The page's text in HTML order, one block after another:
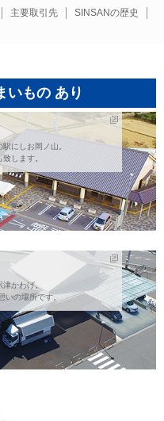
主要取引先 SINSANの歴史
いもの あり
にしお岡ノ山。
します。
かわげ。
いの場所です。